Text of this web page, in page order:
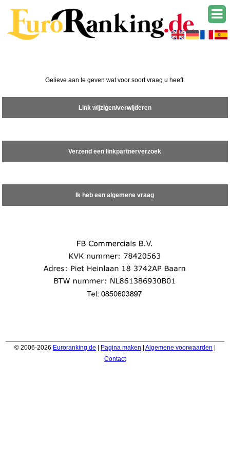
Gelieve aan te geven wat voor soort vraag u heeft.
Link wijzigen/verwijderen
Verzend een linkpartnerverzoek
Ik heb een algemene vraag
© 2006-2026 Euroranking.de | Pagina maken | Algemene voorwaarden |
Contact